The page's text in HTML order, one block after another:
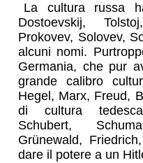
La cultura russa
Dostoevskij,
Prokovev, Solovev,
alcuni nomi.
Germania, che pur
grande calibro
Hegel, Marx, Freud,
di cultura
Schubert,
Grünewald,
dare il potere a un